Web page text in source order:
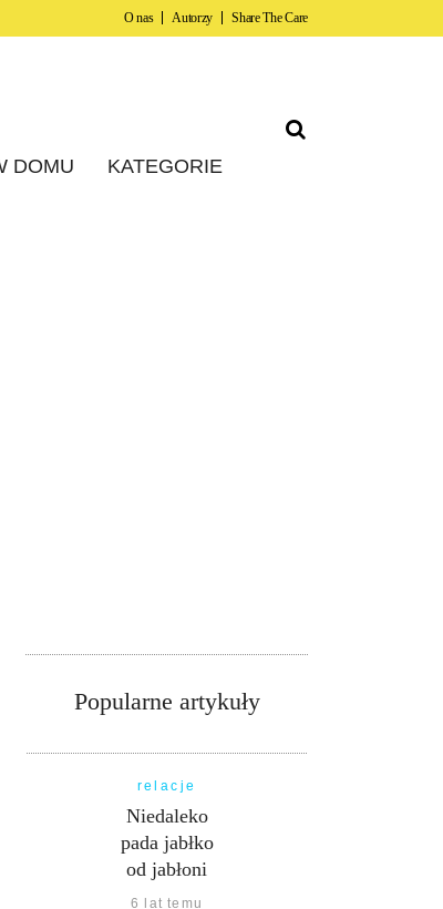
O nas Autorzy Share The Care
DOMU KATEGORIE
Popularne artykuły
relacje
Niedaleko
pada jabłko
od jabłoni
6 lat temu